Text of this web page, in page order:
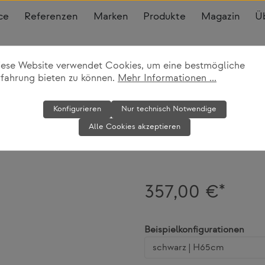
Referenzen Marken Produkte Magazin
Barhocker
357,00 €*
Beispielkonfigurationen
Website verwendet Cookies, um eine bestmögliche
bieten zu können. Mehr Informationen ...
Nur technisch Notwendige
Konfigurieren
Alle Cookies akzeptieren